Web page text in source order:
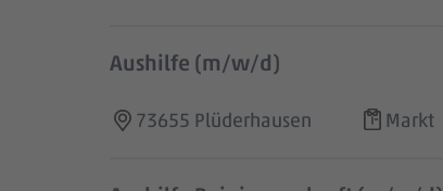
Aushilfe (m/w/d)
73655 Plüderhausen Markt